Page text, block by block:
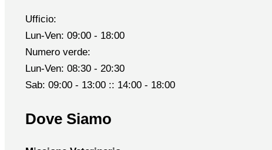
Ufficio:
Lun-Ven: 09:00 - 18:00
Numero verde:
Lun-Ven: 08:30 - 20:30
Sab: 09:00 - 13:00 :: 14:00 - 18:00
Dove Siamo